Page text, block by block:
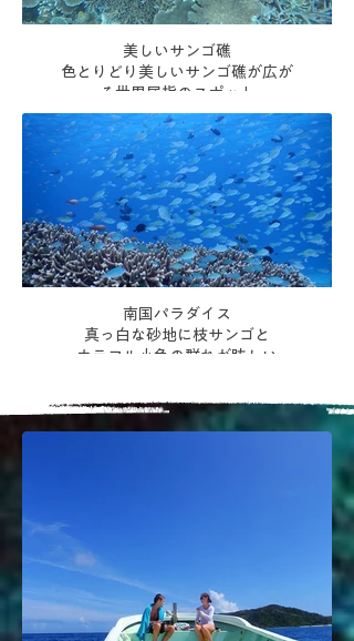
美しいサンゴ礁
色とりどり美しいサンゴ礁が広が
る世界屈指のスポット
南国パラダイス
真っ白な砂地に枝サンゴと
カラフル小魚の群れが眩しい